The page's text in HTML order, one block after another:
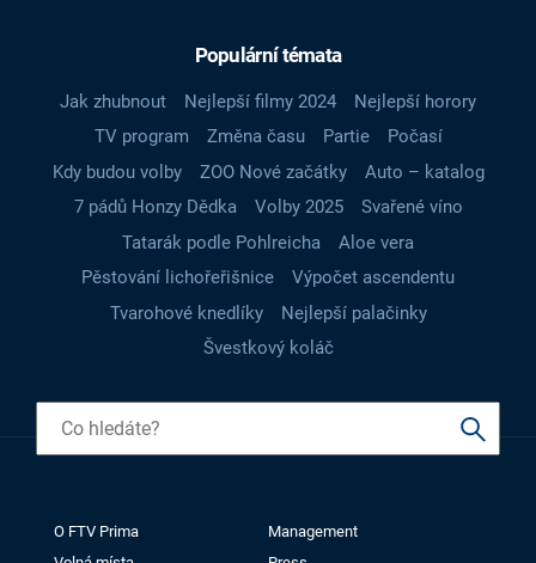
Populární témata
Jak zhubnout Nejlepší filmy 2024
Nejlepší horory
TV program
Změna času Partie
Počasí
Kdy budou volby
ZOO Nové začátky
Auto – katalog
7 pádů Honzy Dědka
Volby 2025
Svařené víno
Tatarák podle Pohlreicha
Aloe vera
Pěstování lichořeřišnice
Výpočet ascendentu
Tvarohové knedlíky
Nejlepší palačinky
Švestkový koláč
O FTV Prima
Management